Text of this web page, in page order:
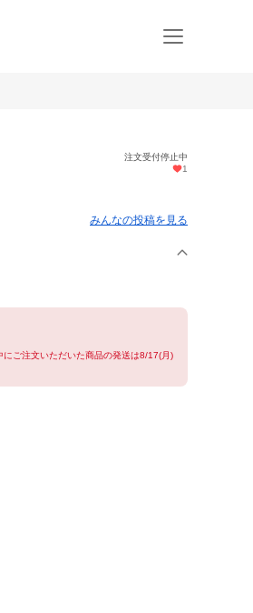
注文受付停止中
1
みんなの投稿を見る
ご注文いただいた商品の発送は8/17(月)